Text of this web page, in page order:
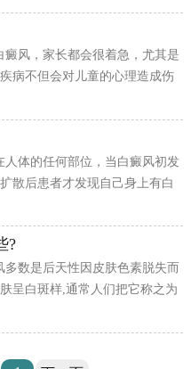
癜风，家长都会很着急，尤其是
病不但会对儿童的心理造成伤
童患上白癜风该怎么办?
人体的任何部位，当白癜风初发
散后患者才发现自己身上有白
工作对病情的恢复都有好处。
?
数是后天性因皮肤色素脱失而
呈白斑样,通常人们把它称之为
人群，所以不仅成年人有,而且
白癜风的早期症状有哪些?